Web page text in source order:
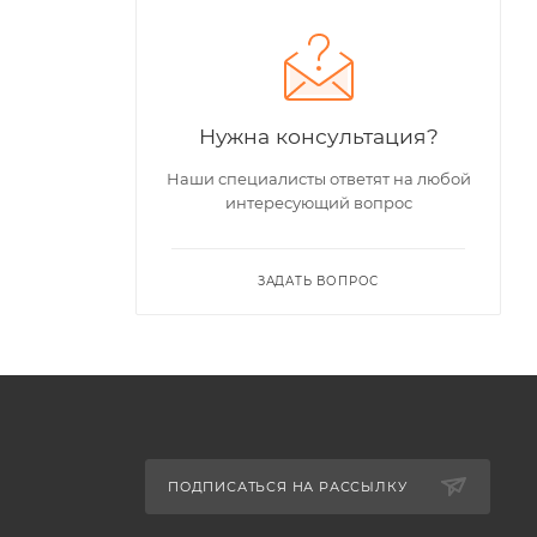
Нужна консультация?
Наши специалисты ответят на любой
интересующий вопрос
ЗАДАТЬ ВОПРОС
ПОДПИСАТЬСЯ НА РАССЫЛКУ